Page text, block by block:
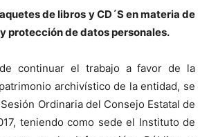
de libros y CD´S en materia de
protección de datos personales.
continuar el trabajo a favor de la
archivístico de la entidad, se
Ordinaria del Consejo Estatal de
teniendo como sede el Instituto de